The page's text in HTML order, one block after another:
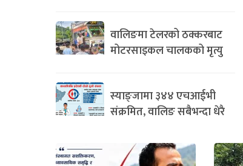
वालिङमा टेलरको ठक्करबाट
मोटरसाइकल चालकको मृत्यु
स्याङ्जामा ३४४ एचआईभी
संक्रमित, वालिङ सबैभन्दा धेरै